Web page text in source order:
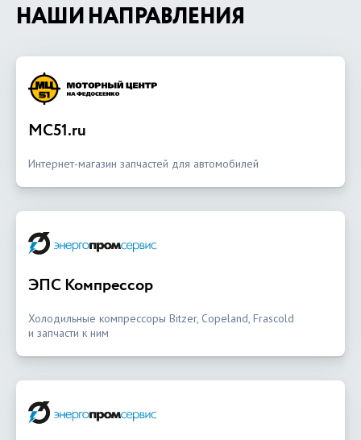
НАШИ НАПРАВЛЕНИЯ
MC51.ru
Интернет-магазин запчастей для автомобилей
ЭПС Компрессор
Холодильные компрессоры Bitzer, Copeland, Frascold
и запчасти к ним